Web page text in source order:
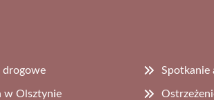
drogowe Spotkanie
w Olsztynie